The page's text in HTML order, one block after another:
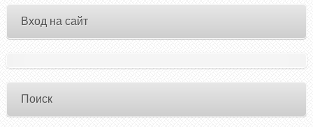
Вход на сайт
Поиск